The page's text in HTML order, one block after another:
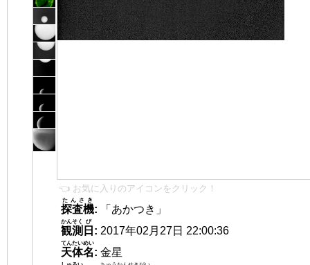
👈 お気に入りのアイコンをクリック！
探査機
たんさき
:
「あかつき」
観測
かんそく
日
び
: 2017年02月27日 22:00:36
天体名
てんたいめい
: 金星